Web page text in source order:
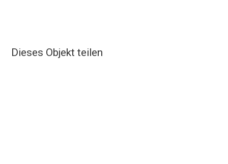
Dieses Objekt teilen